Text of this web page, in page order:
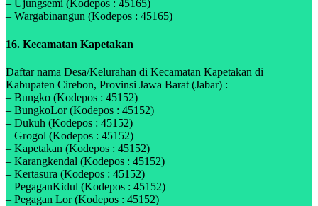
– Ujungsemi (Kodepos : 45165)
– Wargabinangun (Kodepos : 45165)
16. Kecamatan Kapetakan
Daftar nama Desa/Kelurahan di Kecamatan Kapetakan di
Kabupaten Cirebon, Provinsi Jawa Barat (Jabar) :
– Bungko (Kodepos : 45152)
– BungkoLor (Kodepos : 45152)
– Dukuh (Kodepos : 45152)
– Grogol (Kodepos : 45152)
– Kapetakan (Kodepos : 45152)
– Karangkendal (Kodepos : 45152)
– Kertasura (Kodepos : 45152)
– PegaganKidul (Kodepos : 45152)
– Pegagan Lor (Kodepos : 45152)